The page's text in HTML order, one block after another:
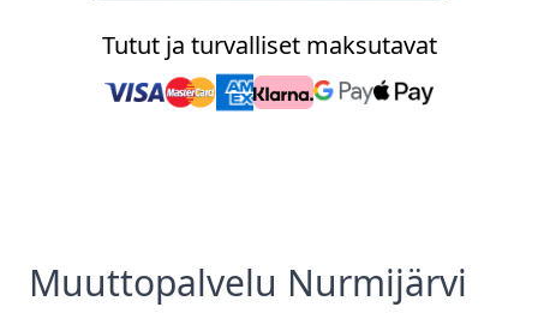
Tutut ja turvalliset maksutavat
Muuttopalvelu Nurmijärvi